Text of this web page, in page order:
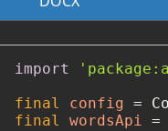
import
final
config =
final
wordsApi =